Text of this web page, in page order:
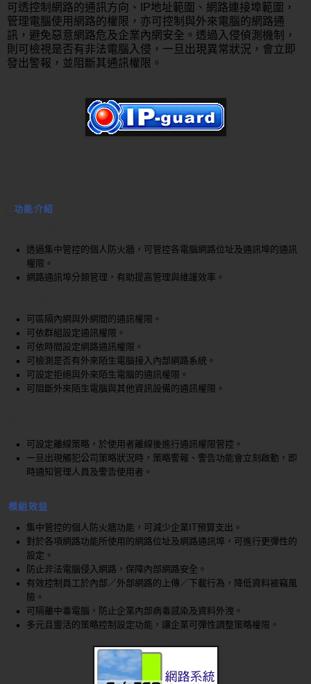
可透控制網路的通訊方向、IP地址範圍、網路連接埠範圍，
管理電腦使用網路的權限，亦可控制與外來電腦的網路通
訊，避免惡意網路危及企業內網安全。透過入侵偵測機制，
則可檢視是否有非法電腦入侵，一旦出現異常狀況，會立即
發出警報，並阻斷其通訊權限。
功能介紹
透過集中管控的個人防火牆，可管控各電腦網路位址及通訊埠的通訊
權限。
網路通訊埠分類管理，有助提高管理與維護效率。
可區隔內網與外網間的通訊權限。
可依群組設定通訊權限。
可依時間設定網路通訊權限。
可檢測是否有外來陌生電腦接入內部網路系統。
可設定拒絕與外來陌生電腦的通訊權限。
可阻斷外來陌生電腦與其他資訊設備的通訊權限。
可設定離線策略，於使用者離線後進行通訊權限管控。
一旦出現觸犯公司策略狀況時，策略警報、警告功能會立刻啟動，即
時通知管理人員及警告使用者。
模組效益
集中管控的個人防火牆功能，可減少企業IT預算支出。
對於各項網路功能所使用的網路位址及網路通訊埠，可進行更彈性的
設定。
防止非法電腦侵入網路，保障內部網路安全。
有效控制員工於內部／外部網路的上傳／下載行為，降低資料被竊風
險。
可隔離中毒電腦，防止企業內部病毒感染及資料外洩。
多元且靈活的策略控制設定功能，讓企業可彈性調整策略權限。